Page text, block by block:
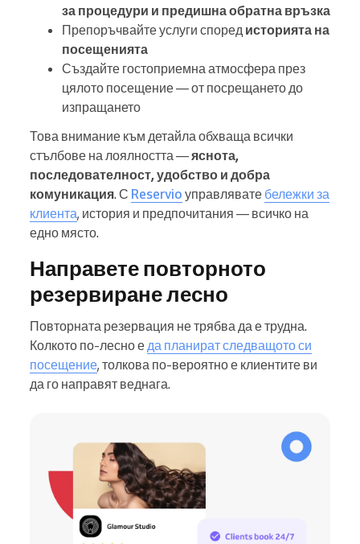
за процедури и предишна обратна връзка
Препоръчвайте услуги според историята на
посещенията
Създайте гостоприемна атмосфера през
цялото посещение — от посрещането до
изпращането
Това внимание към детайла обхваща всички
стълбове на лоялността —яснота,
последователност, удобство и добра
комуникация. С Reservio управлявате бележки за
клиента, история и предпочитания — всичко на
едно място.
Направете повторното
резервиране лесно
Повторната резервация не трябва да е трудна.
Колкото по-лесно е да планират следващото си
посещение, толкова по-вероятно е клиентите ви
да го направят веднага.